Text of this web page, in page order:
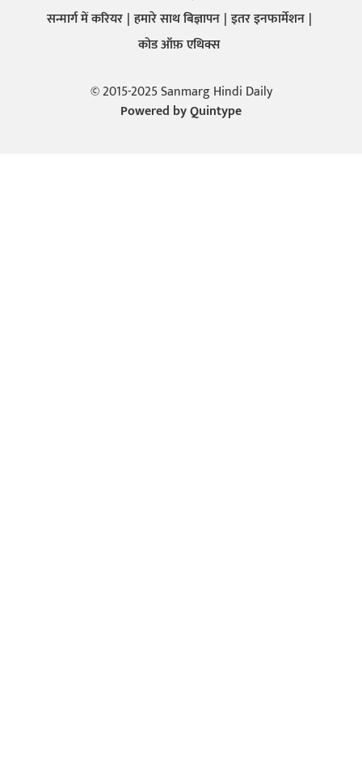
सन्मार्ग में करियर हमारे साथ बिज्ञापन इतर इनफार्मेशन
कोड ऑफ़ एथिक्स
© 2015-2025 Sanmarg Hindi Daily
Powered byQuintype